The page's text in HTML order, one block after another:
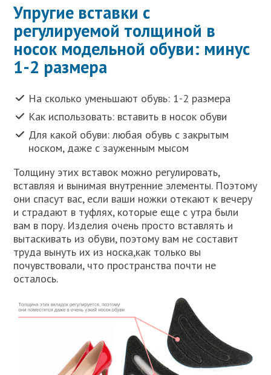
Упругие вставки с
регулируемой толщиной в
носок модельной обуви: минус
1-2 размера
На сколько уменьшают обувь: 1-2 размера
Как использовать: вставить в носок обуви
Для какой обуви: любая обувь с закрытым
носком, даже с зауженным мысом
Толщину этих вставок можно регулировать,
вставляя и вынимая внутренние элементы. Поэтому
они спасут вас, если ваши ножки отекают к вечеру
и страдают в туфлях, которые еще с утра были
вам в пору. Изделия очень просто вставлять и
вытаскивать из обуви, поэтому вам не составит
труда вынуть их из носка,как только вы
почувствовали, что пространства почти не
осталось.